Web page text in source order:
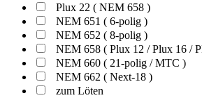
Plux 22 ( NEM 658 )
NEM 651 ( 6-polig )
NEM 652 ( 8-polig )
NEM 658 ( Plux 12 / Plux 16 /
NEM 660 ( 21-polig / MTC )
NEM 662 ( Next-18 )
zum Löten